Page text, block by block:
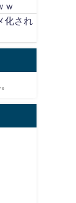
ｗ
化され